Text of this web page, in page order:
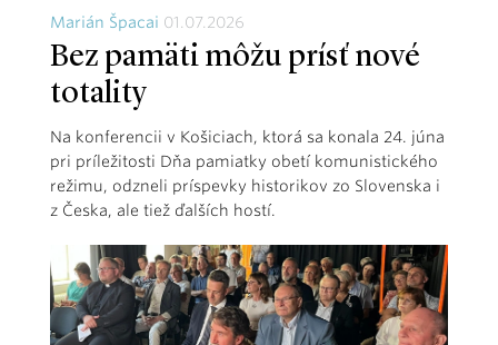
Marián Špacai 01.07.2026
Bez pamäti môžu prísť nové
totality
Na konferencii v Košiciach, ktorá sa konala 24. júna
pri príležitosti Dňa pamiatky obetí komunistického
režimu, odzneli príspevky historikov zo Slovenska i
z Česka, ale tiež ďalších hostí.